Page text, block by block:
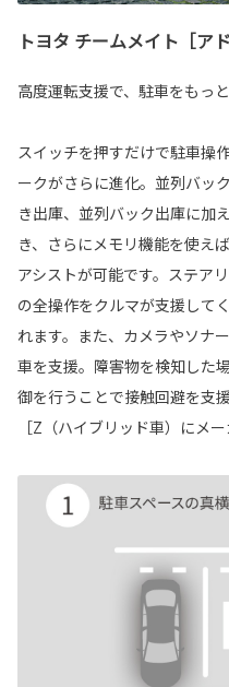
トヨタ チームメイト［ア
高度運転支援で、駐車をもっと
スイッチを押すだけで駐車操
ークがさらに進化。並列バッ
き出庫、並列バック出庫に加
き、さらにメモリ機能を使え
アシストが可能です。ステア
の全操作をクルマが支援して
れます。また、カメラやソナ
車を支援。障害物を検知した
御を行うことで接触回避を支援
［Z（ハイブリッド車）にメー